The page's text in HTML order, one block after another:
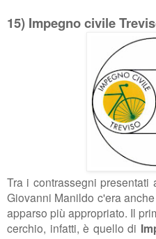
15) Impegno civile
Tra i contrassegni presentati
Giovanni Manildo c'era
apparso più appropriato. Il
cerchio, infatti, è quello di